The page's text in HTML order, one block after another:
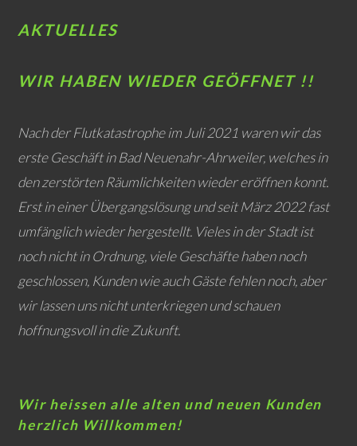
AKTUELLES
WIR HABEN WIEDER GEÖFFNET !!
Nach der Flutkatastrophe im Juli 2021 waren wir das
erste Geschäft in Bad Neuenahr-Ahrweiler, welches in
den zerstörten Räumlichkeiten wieder eröffnen konnt.
Erst in einer Übergangslösung und seit März 2022 fast
umfänglich wieder hergestellt. Vieles in der Stadt ist
noch nicht in Ordnung, viele Geschäfte haben noch
geschlossen, Kunden wie auch Gäste fehlen noch, aber
wir lassen uns nicht unterkriegen und schauen
hoffnungsvoll in die Zukunft.
Wir heissen alle alten und neuen Kunden
herzlich Willkommen!